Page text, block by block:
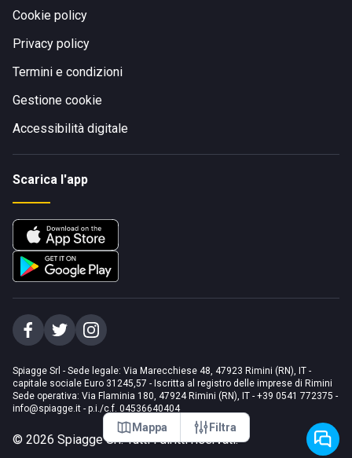
Mappa Filtra
Cookie policy
Privacy policy
Termini e condizioni
Gestione cookie
Accessibilità digitale
Scarica l'app
Spiagge Srl - Sede legale: Via Marecchiese 48, 47923 Rimini (RN), IT -
capitale sociale Euro 31245,57 - Iscritta al registro delle imprese di Rimini
Sede operativa: Via Flaminia 180, 47924 Rimini (RN), IT - +39 0541 772375 -
info@spiagge.it - p.i./c.f. 04536640404
© 2026 Spiagge Srl. Tutti i diritti riservati.